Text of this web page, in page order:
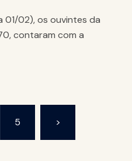
02), os ouvintes da
contaram com a
5 >